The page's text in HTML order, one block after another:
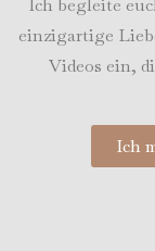
Ich begleite
einzigartige
Videos ein,
Ich